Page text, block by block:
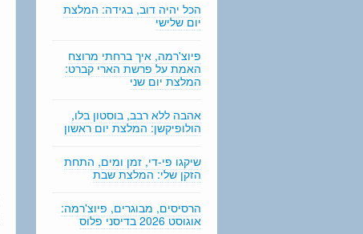
הכל יהיה דוב, בגידה: המלצת
יום שלישי
פיוצ'רמה, איך ברחתי מרוצח
האמת על פרשת הארי קברט:
המלצת יום שני
אהבה ללא רבב, בוסטון בלו,
הולופיקשן: המלצת יום ראשון
שיקגו פי-די, זמן ומים, התחת
הזקן שלי: המלצת שבת
הרסיסים, מבוגרים, פיוצ'רמה:
אוגוסט 2026 בדיסני פלוס